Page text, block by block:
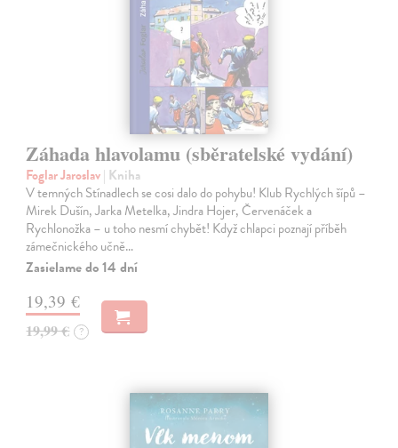
Záhada hlavolamu (sběratelské vydání)
Foglar Jaroslav| Kniha
V temných Stínadlech se cosi dalo do pohybu! Klub Rychlých šípů –
Mirek Dušín, Jarka Metelka, Jindra Hojer, Červenáček a
Rychlonožka – u toho nesmí chybět! Když chlapci poznají příběh
zámečnického učně…
Zasielame do 14 dní
19,39 €
19,99 € ?